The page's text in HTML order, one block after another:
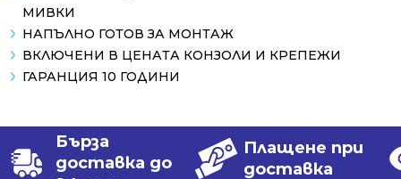
МИВКИ
НАПЪЛНО ГОТОВ ЗА МОНТАЖ
ВКЛЮЧЕНИ В ЦЕНАТА КОНЗОЛИ И КРЕПЕЖИ
ГАРАНЦИЯ 10 ГОДИНИ
Бърза
доставка до
Плащене при
доставка